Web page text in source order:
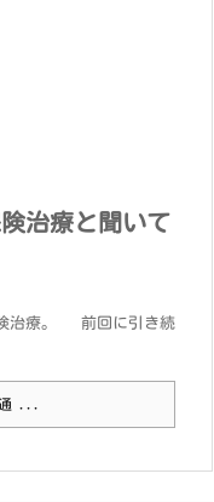
治療と聞いて
険治療。 前回に引き続
...